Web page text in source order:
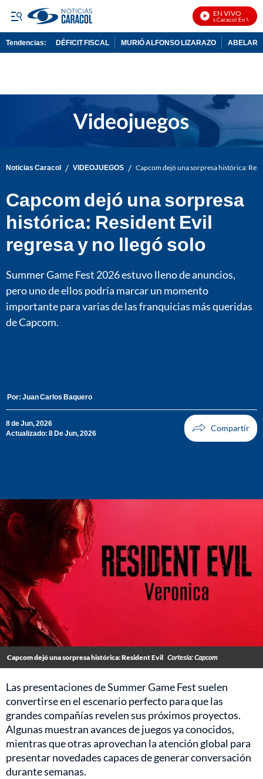
EN VIVO
Noticias Caracol En Vivo
Tendencias: DÉFICIT FISCAL MURIÓ ALFONSO LIZARAZO
Noticias Caracol / VIDEOJUEGOS / Capcom dejó una sorpresa histórica:
Capcom dejó una sorpresa
histórica: Resident Evil
regresa y no llegó solo
Summer Game Fest 2026 estuvo lleno de anuncios,
pero uno de ellos podría marcar un momento
importante para varias de las franquicias más queridas
de Capcom.
Por: Juan Carlos Baquero
8 de Jun, 2026
Actualizado: 8 De Jun, 2026
Capcom dejó una sorpresa histórica: Resident Evil Cortesía: Capcom
Las presentaciones de Summer Game Fest suelen
convertirse en el escenario perfecto para que las
grandes compañías revelen sus próximos proyectos.
Algunas muestran avances de juegos ya conocidos,
mientras que otras aprovechan la atención global para
presentar novedades capaces de generar conversación
durante semanas.